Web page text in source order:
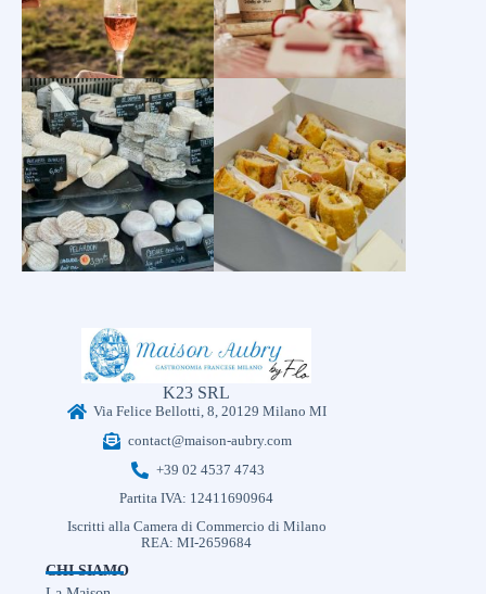
K23 SRL
Via Felice Bellotti, 8, 20129 Milano MI
contact@maison-aubry.com
+39 02 4537 4743
Partita IVA: 12411690964
Iscritti alla Camera di Commercio di Milano
REA: MI-2659684
CHI SIAMO